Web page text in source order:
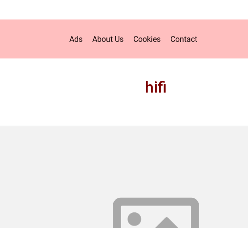
Ads About Us Cookies Contact
hifi